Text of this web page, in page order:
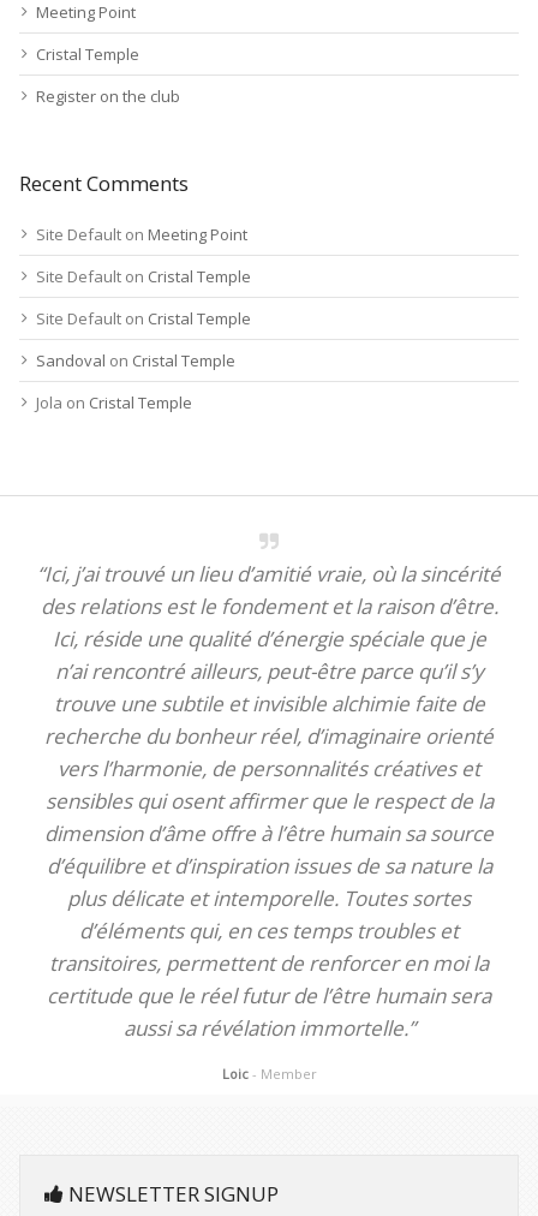
Meeting Point
Cristal Temple
Register on the club
Recent Comments
Site Default on Meeting Point
Site Default on Cristal Temple
Site Default on Cristal Temple
Sandoval on Cristal Temple
Jola on Cristal Temple
“Ici, j’ai trouvé un lieu d’amitié vraie, où la sincérité
des relations est le fondement et la raison d’être.
Ici, réside une qualité d’énergie spéciale que je
n’ai rencontré ailleurs, peut-être parce qu’il s’y
trouve une subtile et invisible alchimie faite de
recherche du bonheur réel, d’imaginaire orienté
vers l’harmonie, de personnalités créatives et
sensibles qui osent affirmer que le respect de la
dimension d’âme offre à l’être humain sa source
d’équilibre et d’inspiration issues de sa nature la
plus délicate et intemporelle. Toutes sortes
d’éléments qui, en ces temps troubles et
transitoires, permettent de renforcer en moi la
certitude que le réel futur de l’être humain sera
aussi sa révélation immortelle.”
Loic - Member
NEWSLETTER SIGNUP